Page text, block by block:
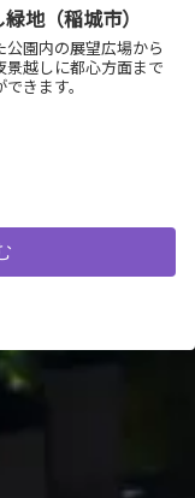
地（稲城市）
公園内の展望広場から
景越しに都心方面まで
きます。